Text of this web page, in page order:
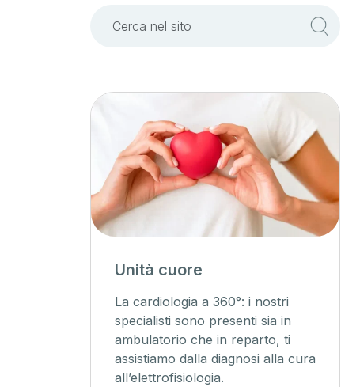
Unità cuore
La cardiologia a 360°: i nostri
specialisti sono presenti sia in
ambulatorio che in reparto, ti
assistiamo dalla diagnosi alla cura
all’elettrofisiologia.